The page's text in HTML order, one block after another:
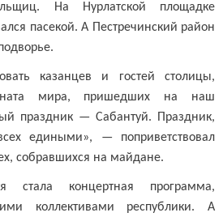
На Нурлатской площадке
пасекой. А Пестречинский район
казанцев и гостей столицы,
мира, пришедших на наш
праздник — Сабантуй. Праздник,
едиными», — поприветствовал
собравшихся на майдане.
стала концертная программа,
коллективами республики. А